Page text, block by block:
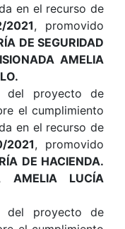
en el recurso de
2021, promovido
DE SEGURIDAD
AMELIA
del proyecto de
el cumplimiento
en el recurso de
2021, promovido
DE HACIENDA.
AMELIA LUCÍA
del proyecto de